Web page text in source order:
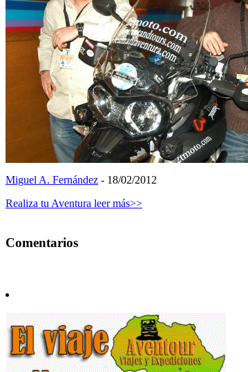
Miguel A. Fernández - 18/02/2012
Realiza tu Aventura leer más>>
Comentarios